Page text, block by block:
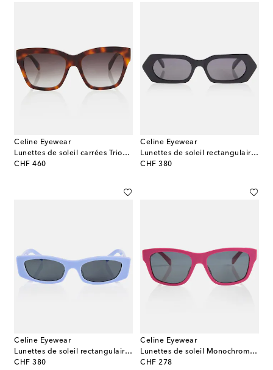
Celine Eyewear
Lunettes de soleil carrées Triomphe
CHF 460
original price
Celine Eyewear
Lunettes de soleil rectangulaires Celine 3 Dots
CHF 380
original price
Celine Eyewear
Lunettes de soleil rectangulaires Monochroms
CHF 380
original price
Celine Eyewear
Lunettes de soleil Monochroms 03 carrées
CHF 278
original price